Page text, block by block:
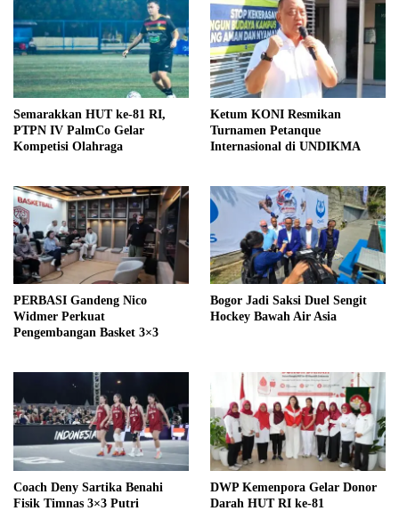
Semarakkan HUT ke-81 RI,
PTPN IV PalmCo Gelar
Kompetisi Olahraga
Ketum KONI Resmikan
Turnamen Petanque
Internasional di UNDIKMA
PERBASI Gandeng Nico
Widmer Perkuat
Pengembangan Basket 3×3
Bogor Jadi Saksi Duel Sengit
Hockey Bawah Air Asia
Coach Deny Sartika Benahi
Fisik Timnas 3×3 Putri
DWP Kemenpora Gelar Donor
Darah HUT RI ke-81